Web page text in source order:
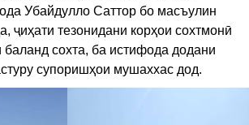
Убайдулло Саттор бо масъулин
ҷиҳати тезонидани корҳои сохтмонӣ
баланд сохта, ба истифода додани
супоришҳои мушаххас дод.